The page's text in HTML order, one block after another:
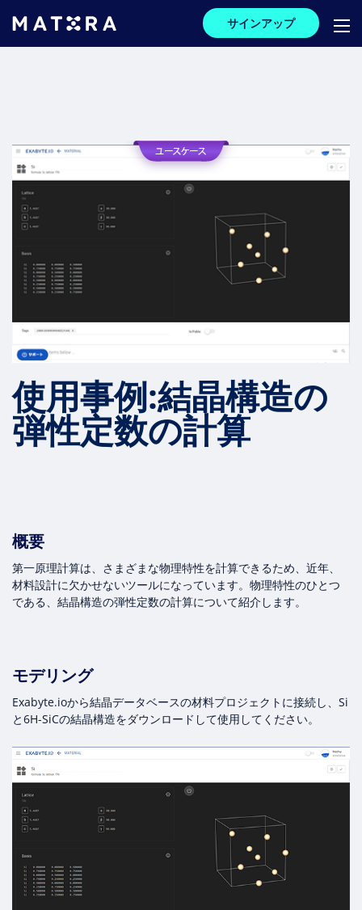
サインアップ
使用事例:結晶構造の
弾性定数の計算
概要
第一原理計算は、さまざまな物理特性を計算できるため、近年、
材料設計に欠かせないツールになっています。物理特性のひとつ
である、結晶構造の弾性定数の計算について紹介します。
モデリング
Exabyte.ioから結晶データベースの材料プロジェクトに接続し、Si
と6H-SiCの結晶構造をダウンロードして使用してください。